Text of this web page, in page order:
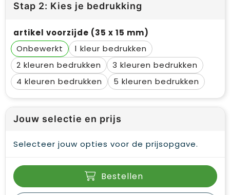
Stap 2: Kies je bedrukking
artikel voorzijde (35 x 15 mm)
Onbewerkt
1
2
3
4
5
Jouw selectie en prijs
Selecteer jouw opties voor de prijsopgave.
Bestellen